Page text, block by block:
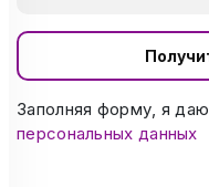
Заполняя форму, я даю
персональных данных